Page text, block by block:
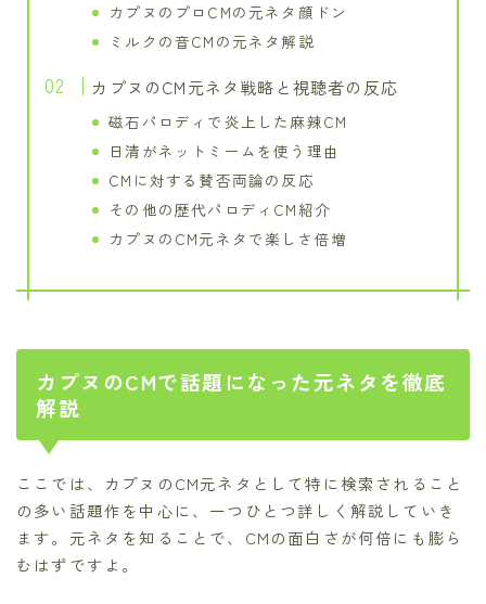
カプヌのプロCMの元ネタ顔ドン
ミルクの音CMの元ネタ解説
カプヌのCM元ネタ戦略と視聴者の反応
磁石パロディで炎上した麻辣CM
日清がネットミームを使う理由
CMに対する賛否両論の反応
その他の歴代パロディCM紹介
カプヌのCM元ネタで楽しさ倍増
カプヌのCMで話題になった元ネタを徹底
解説
ここでは、カプヌのCM元ネタとして特に検索されること
の多い話題作を中心に、一つひとつ詳しく解説していき
ます。元ネタを知ることで、CMの面白さが何倍にも膨ら
むはずですよ。